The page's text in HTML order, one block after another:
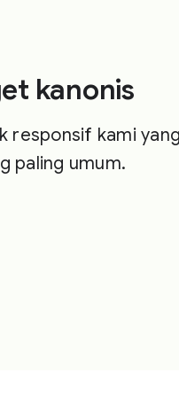
kanonis
responsif kami
paling umum.